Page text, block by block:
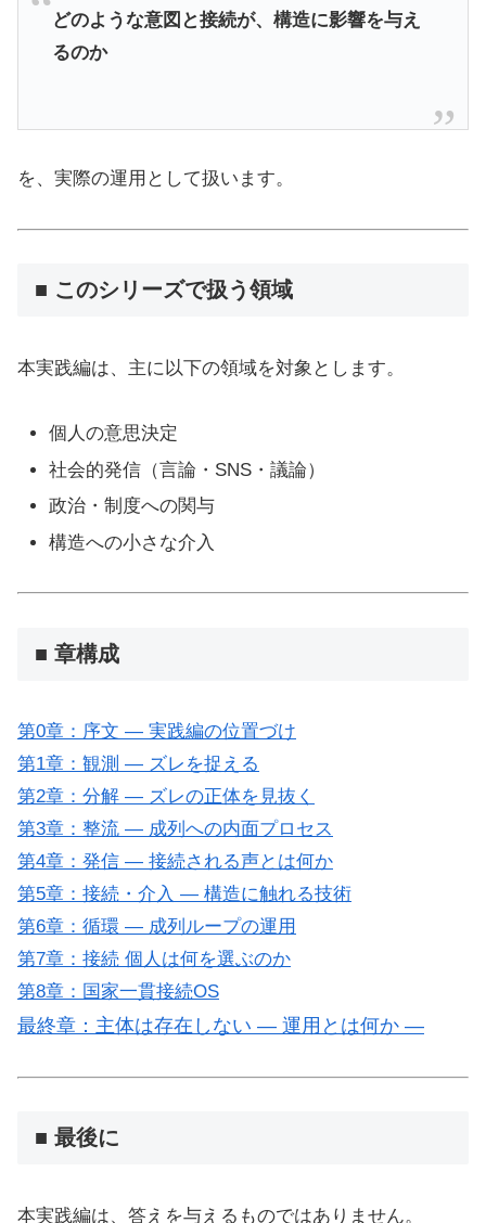
どのような意図と接続が、構造に影響を与え
るのか
を、実際の運用として扱います。
■ このシリーズで扱う領域
本実践編は、主に以下の領域を対象とします。
個人の意思決定
社会的発信（言論・SNS・議論）
政治・制度への関与
構造への小さな介入
■ 章構成
第0章：序文 ― 実践編の位置づけ
第1章：観測 ― ズレを捉える
第2章：分解 ― ズレの正体を見抜く
第3章：整流 ― 成列への内面プロセス
第4章：発信 ― 接続される声とは何か
第5章：接続・介入 ― 構造に触れる技術
第6章：循環 ― 成列ループの運用
第7章：接続 個人は何を選ぶのか
第8章：国家一貫接続OS
最終章：主体は存在しない ― 運用とは何か ―
■ 最後に
本実践編は、答えを与えるものではありません。